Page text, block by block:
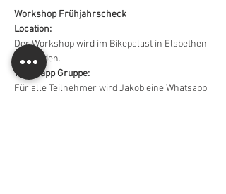
Workshop Frühjahrscheck
Location:
Der Workshop wird im Bikepalast in Elsbethen
stattfinden.
Whatsapp Gruppe:
Für alle Teilnehmer wird Jakob eine Whatsapp